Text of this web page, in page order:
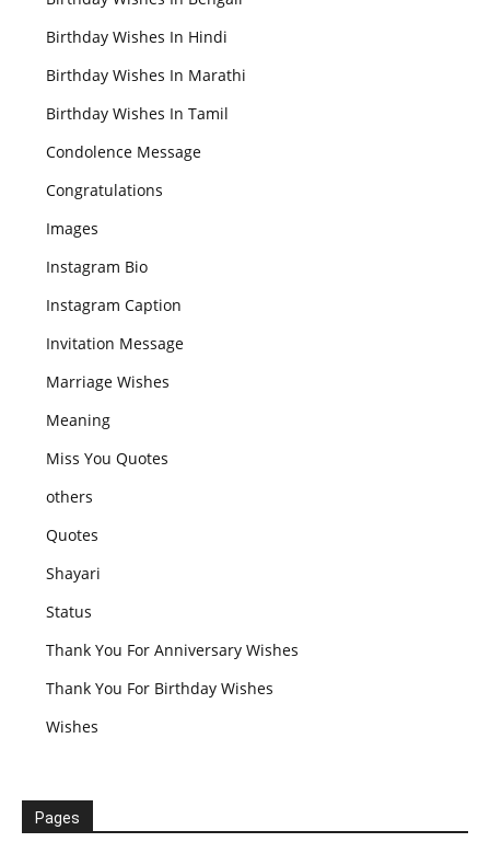
Birthday Wishes In Hindi
Birthday Wishes In Marathi
Birthday Wishes In Tamil
Condolence Message
Congratulations
Images
Instagram Bio
Instagram Caption
Invitation Message
Marriage Wishes
Meaning
Miss You Quotes
others
Quotes
Shayari
Status
Thank You For Anniversary Wishes
Thank You For Birthday Wishes
Wishes
Pages